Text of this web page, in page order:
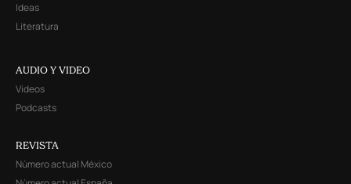
Ideas
Literatura
AUDIO Y VIDEO
Videos
Podcasts
REVISTA
Número actual México